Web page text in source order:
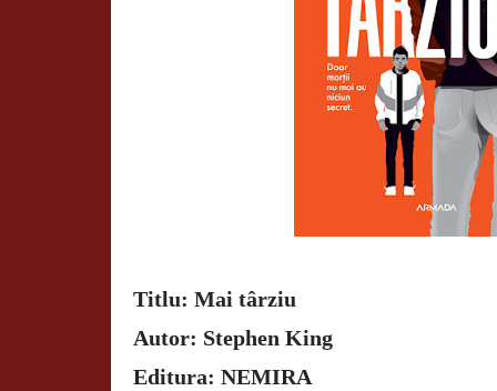
Titlu: Mai târziu
Autor: Stephen King
Editura: NEMIRA